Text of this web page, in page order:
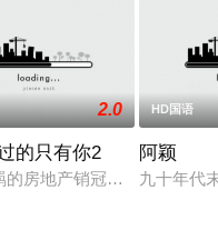
初恋男友李天昊（周澄奧
2.0
的只有你2
的房地产销冠江来（吴翊歌
HD国语
阿颖
九十年代